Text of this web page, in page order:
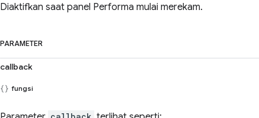
Diaktifkan saat panel Performa mulai merekam.
PARAMETER
callback
fungsi